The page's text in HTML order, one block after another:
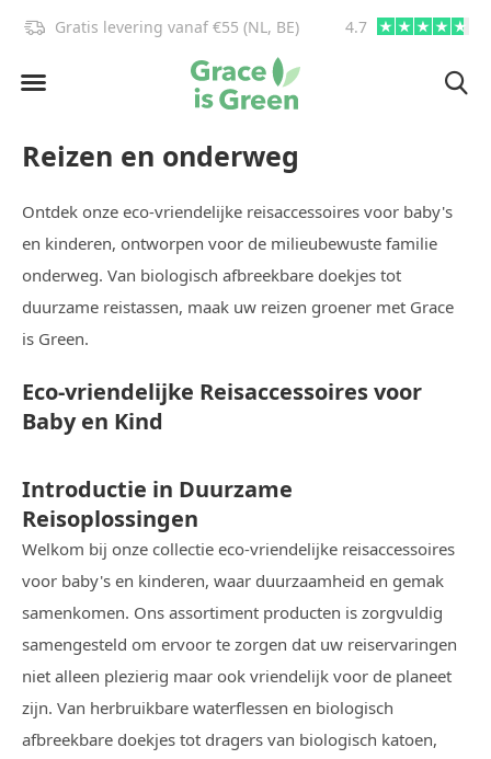
Gratis levering vanaf €55 (NL, BE) info@graceisgreen.com
4.7
Reizen en onderweg
Ontdek onze eco-vriendelijke reisaccessoires voor baby's
en kinderen, ontworpen voor de milieubewuste familie
onderweg. Van biologisch afbreekbare doekjes tot
duurzame reistassen, maak uw reizen groener met Grace
is Green.
Eco-vriendelijke Reisaccessoires voor
Baby en Kind
Introductie in Duurzame
Reisoplossingen
Welkom bij onze collectie eco-vriendelijke reisaccessoires
voor baby's en kinderen, waar duurzaamheid en gemak
samenkomen. Ons assortiment producten is zorgvuldig
samengesteld om ervoor te zorgen dat uw reiservaringen
niet alleen plezierig maar ook vriendelijk voor de planeet
zijn. Van herbruikbare waterflessen en biologisch
afbreekbare doekjes tot dragers van biologisch katoen,